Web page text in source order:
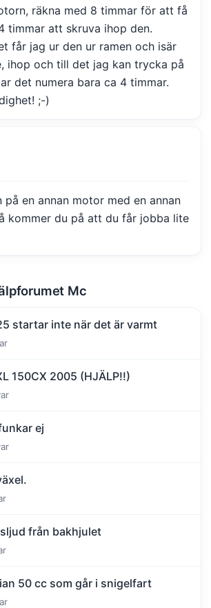
räkna med 8 timmar för att få
timmar att skruva ihop den.
får jag ur den ur ramen och isär
ihop och till det jag kan trycka på
det numera bara ca 4 timmar.
;-)
på en annan motor med en annan
kommer du på att du får jobba lite
Mc
startar inte när det är varmt
150CX 2005 (HJÄLP!!)
ej
från bakhjulet
50 cc som går i snigelfart